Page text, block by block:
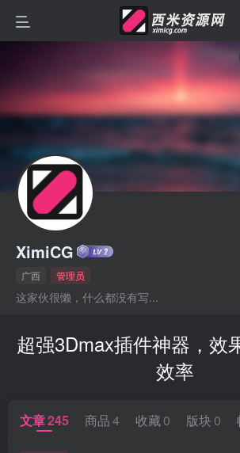
XimiCG
广西 管理员
这家伙很懒，什么都没有写...
超强3Dmax插件神器，效
效率
文章245 商品4 收藏 0 版块 0